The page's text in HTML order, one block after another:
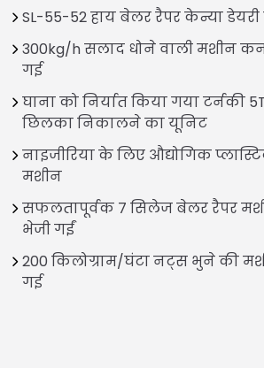
SL-55-52 हाय बेलर रैपर केन्या
300kg/h सलाद धोने वाली मशीन
गई
घाना को निर्यात किया गया टर्नकी
छिलका निकालने का यूनिट
नाइजीरिया के लिए औद्योगिक
मशीन
सफलतापूर्वक 7 सिलेज बेलर रैपर
भेजी गईं
200 किलोग्राम/घंटा नट्स भुने की
गई